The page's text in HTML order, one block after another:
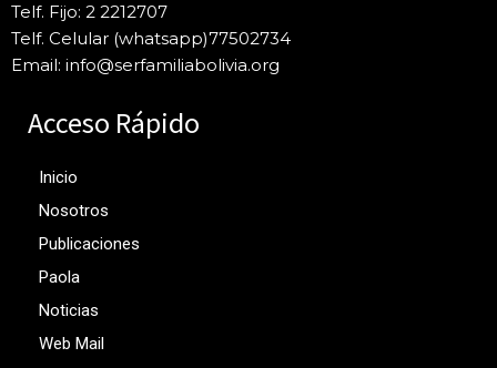
Telf. Fijo: 2 2212707
Telf. Celular (whatsapp)77502734
Email: info@serfamiliabolivia.org
Acceso Rápido
Inicio
Nosotros
Publicaciones
Paola
Noticias
Web Mail